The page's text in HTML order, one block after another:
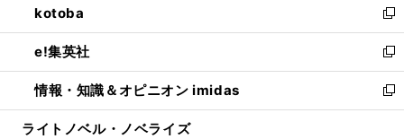
く
で
開
く
ド
ウ
で
開
く
ィ
ン
ド
ウ
で
開
い
ウ
ィ
ン
ド
ウ
kotoba
新
し
い
ウ
ィ
ン
e!集英社
新
し
い
ウ
情報・知識＆オピニオン imidas
新
し
ライトノベル・ノベライズ